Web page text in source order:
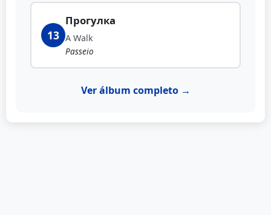
13
Прогулка
A Walk
Passeio
Ver álbum completo →